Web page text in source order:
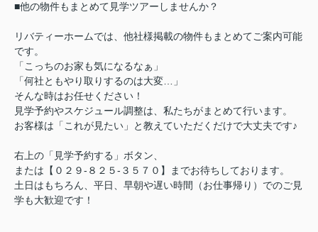
■他の物件もまとめて見学ツアーしませんか？
リバティーホームでは、他社様掲載の物件もまとめてご案内可能
です。
「こっちのお家も気になるなぁ」
「何社ともやり取りするのは大変…」
そんな時はお任せください！
見学予約やスケジュール調整は、私たちがまとめて行います。
お客様は「これが見たい」と教えていただくだけで大丈夫です♪
右上の「見学予約する」ボタン、
または【０２９-８２５-３５７０】までお待ちしております。
土日はもちろん、平日、早朝や遅い時間（お仕事帰り）でのご見
学も大歓迎です！